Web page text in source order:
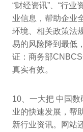
“财经资讯”、“行
业信息，帮助企业
环境、相关政策法
易的风险降到最低
证：商务部
真实有效。
10、一大把 中国
业的快速发展，帮
新行业资讯。网站